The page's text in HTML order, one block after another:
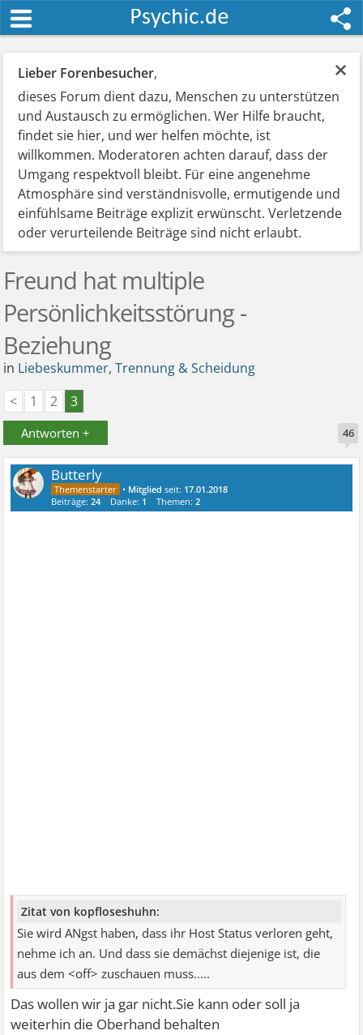
×
Lieber Forenbesucher,
dieses Forum dient dazu, Menschen zu unterstützen
und Austausch zu ermöglichen. Wer Hilfe braucht,
findet sie hier, und wer helfen möchte, ist
willkommen. Moderatoren achten darauf, dass der
Umgang respektvoll bleibt. Für eine angenehme
Atmosphäre sind verständnisvolle, ermutigende und
einfühlsame Beiträge explizit erwünscht. Verletzende
oder verurteilende Beiträge sind nicht erlaubt.
Freund hat multiple
Persönlichkeitsstörung -
Beziehung
in Liebeskummer, Trennung & Scheidung
<
1 2 3
Antworten + 46
Butterly
• Mitglied seit: 17.01.2018
Beiträge:24 Danke: 1 Themen:2
Zitat von kopfloseshuhn:
Sie wird ANgst haben, dass ihr Host Status verloren geht,
nehme ich an. Und dass sie demächst diejenige ist, die
aus dem <off> zuschauen muss.....
Das wollen wir ja gar nicht.Sie kann oder soll ja
weiterhin die Oberhand behalten